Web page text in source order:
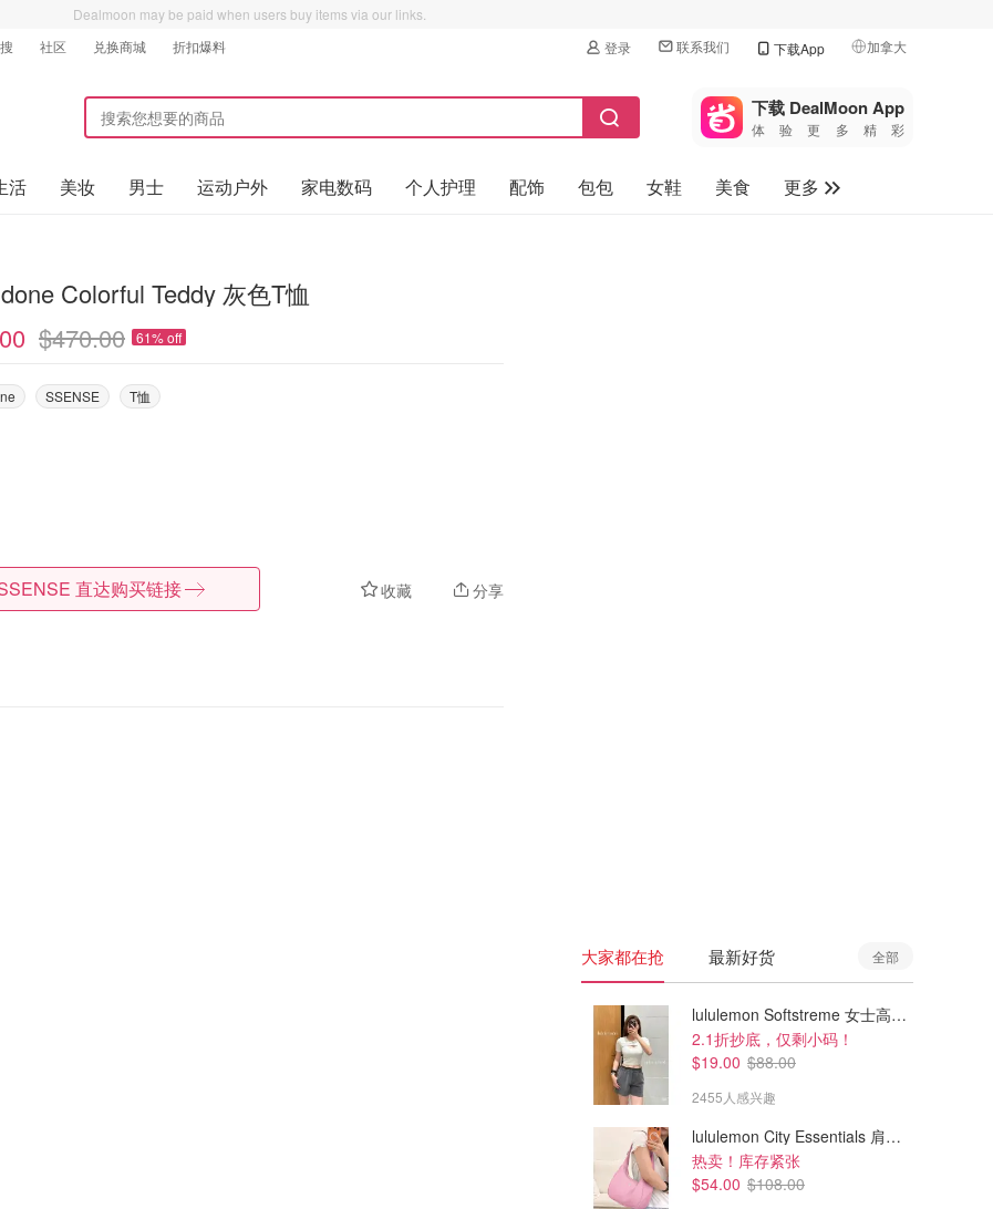
Dealmoon may be paid when users buy items via our links.
社区 兑换商城 折扣爆料 登录 联系我们 下载App 加拿大
🇺🇸
美国
🇨🇳中国
🇨🇦加拿大
下载 DealMoon App
体验更多精彩
活 美妆 男士 运动户外 家电数码 个人护理 配饰 包包 女鞋 美食
更多
Colorful Teddy 灰色T恤
$470.00 61% off
SSENSE T恤
收藏 分享
直达购买链接
大家都在抢 最新好货 全部
lululemon Softstreme 女士高腰短裤 10cm
2.1折抄底，仅剩小码！
$19.00 $88.00
2455人感兴趣
lululemon City Essentials 肩背包 4L
热卖！库存紧张
$54.00 $108.00